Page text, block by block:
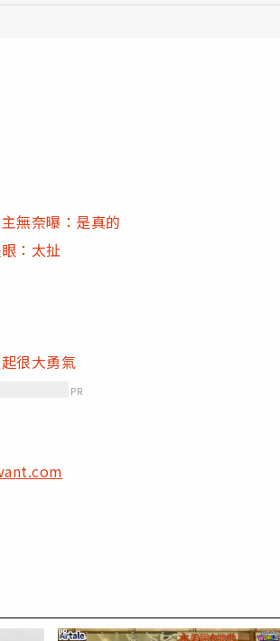
無奈曝：是真的
：太扯
很大勇氣
PR
PR